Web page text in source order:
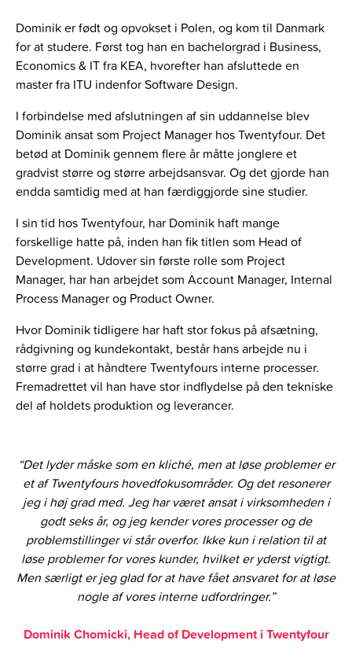
Dominik er født og opvokset i Polen, og kom til Danmark
for at studere. Først tog han en bachelorgrad i Business,
Economics & IT fra KEA, hvorefter han afsluttede en
master fra ITU indenfor Software Design.
I forbindelse med afslutningen af sin uddannelse blev
Dominik ansat som Project Manager hos Twentyfour. Det
betød at Dominik gennem flere år måtte jonglere et
gradvist større og større arbejdsansvar. Og det gjorde han
endda samtidig med at han færdiggjorde sine studier.
I sin tid hos Twentyfour, har Dominik haft mange
forskellige hatte på, inden han fik titlen som Head of
Development. Udover sin første rolle som Project
Manager, har han arbejdet som Account Manager, Internal
Process Manager og Product Owner.
Hvor Dominik tidligere har haft stor fokus på afsætning,
rådgivning og kundekontakt, består hans arbejde nu i
større grad i at håndtere Twentyfours interne processer.
Fremadrettet vil han have stor indflydelse på den tekniske
del af holdets produktion og leverancer.
“Det lyder måske som en kliché, men at løse problemer er
et af Twentyfours hovedfokusområder. Og det resonerer
jeg i høj grad med. Jeg har været ansat i virksomheden i
godt seks år, og jeg kender vores processer og de
problemstillinger vi står overfor. Ikke kun i relation til at
løse problemer for vores kunder, hvilket er yderst vigtigt.
Men særligt er jeg glad for at have fået ansvaret for at løse
nogle af vores interne udfordringer.”
Dominik Chomicki, Head of Development i Twentyfour